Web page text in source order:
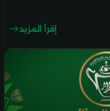
إقرأ المزيد